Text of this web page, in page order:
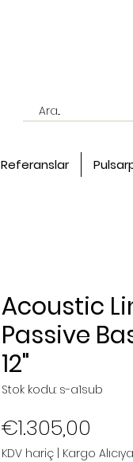
Referanslar
Acoustic
Passive
12"
Stok kodu: s-a1sub
€1.305,00
KDV hariç | Kargo